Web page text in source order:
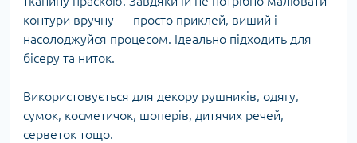
контури вручну — просто приклей, виший і
насолоджуйся процесом. Ідеально підходить для
бісеру та ниток.
Використовується для декору рушників, одягу,
сумок, косметичок, шоперів, дитячих речей,
серветок тощо.